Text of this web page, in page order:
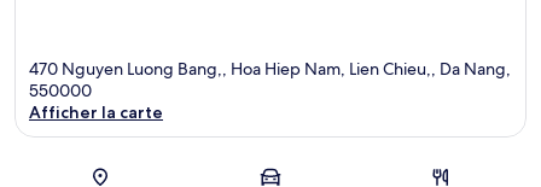
470 Nguyen Luong Bang,, Hoa Hiep Nam, Lien Chieu,, Da Nang,
550000
Afficher la carte